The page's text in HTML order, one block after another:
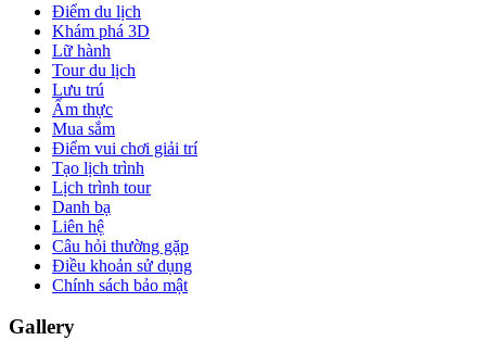
Điểm du lịch
Khám phá 3D
Lữ hành
Tour du lịch
Lưu trú
Ẩm thực
Mua sắm
Điểm vui chơi giải trí
Tạo lịch trình
Lịch trình tour
Danh bạ
Liên hệ
Câu hỏi thường gặp
Điều khoản sử dụng
Chính sách bảo mật
Gallery